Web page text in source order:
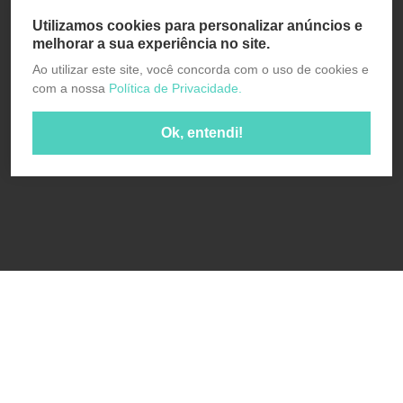
Utilizamos cookies para personalizar anúncios e
melhorar a sua experiência no site.
Ao utilizar este site, você concorda com o uso de cookies e
com a nossa Política de Privacidade.
Ok, entendi!